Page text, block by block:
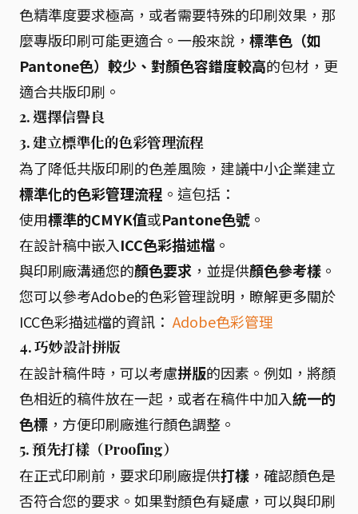
色精準度要求極高，或者需要特殊的印刷效果，那
麼專版印刷可能更適合。一般來說， 標準色（如
Pantone色）較少、對顏色容錯度較高的包材，更
適合共版印刷。
2. 選擇信譽良
3. 建立標準化的色彩管理流程
為了降低共版印刷的色差風險，建議中小企業建立
標準化的色彩管理流程 。這包括：
使用標準的CMYK值或Pantone色號 。
在設計稿中嵌入ICC色彩描述檔 。
與印刷廠溝通您的顏色要求 ，並提供顏色參考樣 。
您可以參考Adobe的色彩管理說明，瞭解更多關於
ICC色彩描述檔的資訊： Adobe色彩管理
4. 巧妙設計拼版
在設計稿件時，可以考慮拼版的因素。例如，將顏
色相近的稿件放在一起，或者在稿件中加入統一的
色標 ，方便印刷廠進行顏色調整。
5. 預先打樣（Proofing）
在正式印刷前，要求印刷廠提供打樣 ，確認顏色是
否符合您的要求。如果對顏色有疑慮，可以與印刷